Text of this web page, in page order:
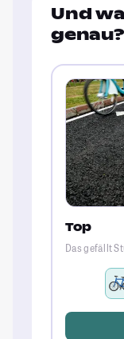
Und
genau?
Top
Das gefällt